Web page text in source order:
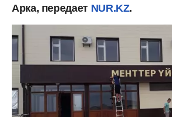
Арка, передает NUR.KZ.